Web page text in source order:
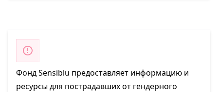
Фонд Sensiblu предоставляет информацию и
ресурсы для пострадавших от гендерного